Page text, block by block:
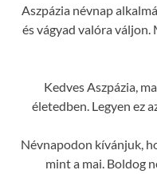
Aszpázia névnap
és vágyad valóra
Kedves Aszpázia,
életedben. Legyen ez
Névnapodon kívánjuk,
mint a mai. Boldog